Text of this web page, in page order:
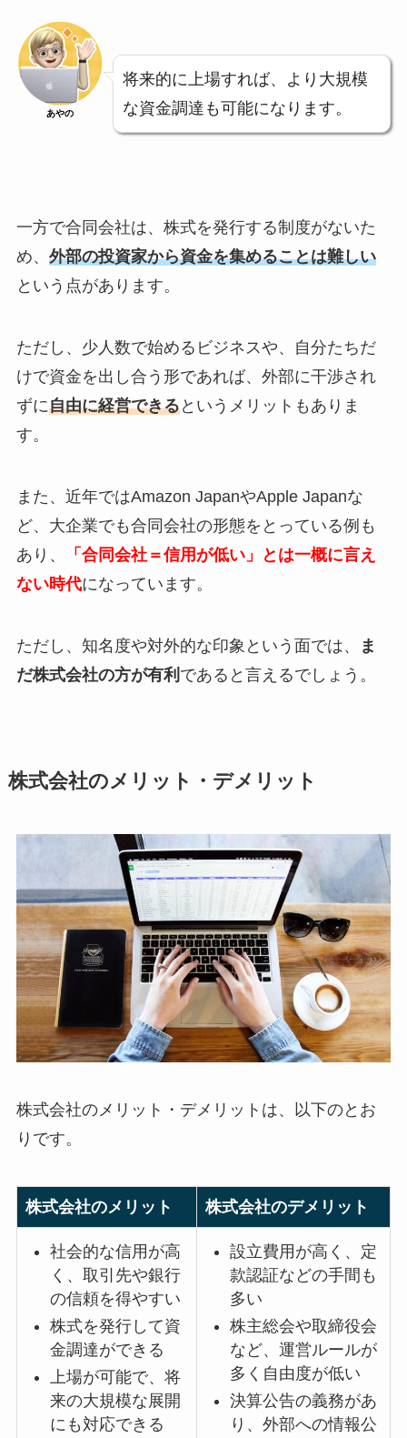
あやの
将来的に上場すれば、より大規模
な資金調達も可能になります。
一方で合同会社は、株式を発行する制度がないた
め、 外部の投資家から資金を集めることは難しい
という点があります。
ただし、少人数で始めるビジネスや、自分たちだ
けで資金を出し合う形であれば、外部に干渉され
ずに自由に経営できるというメリットもありま
す。
また、近年ではAmazon JapanやApple Japanな
ど、大企業でも合同会社の形態をとっている例も
あり、
「合同会社＝信用が低い」とは一概に言え
ない時代になっています。
ただし、知名度や対外的な印象という面では、
ま
だ株式会社の方が有利 であると言えるでしょう。
株式会社のメリット・デメリット
株式会社のメリット・デメリットは、以下のとお
りです。
株式会社のメリット 株式会社のデメリット
社会的な信用が高
く、取引先や銀行
の信頼を得やすい
株式を発行して資
金調達ができる
上場が可能で、将
来の大規模な展開
にも対応できる
設立費用が高く、定
款認証などの手間も
多い
株主総会や取締役会
など、運営ルールが
多く自由度が低い
決算公告の義務があ
り、外部への情報公